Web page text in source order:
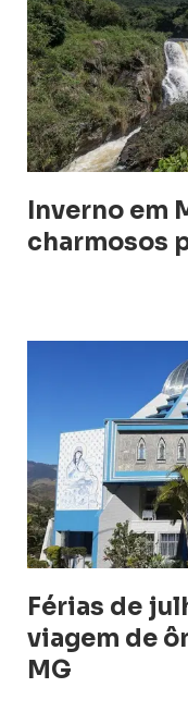
Inverno em
charmosos
Férias de
viagem de
MG